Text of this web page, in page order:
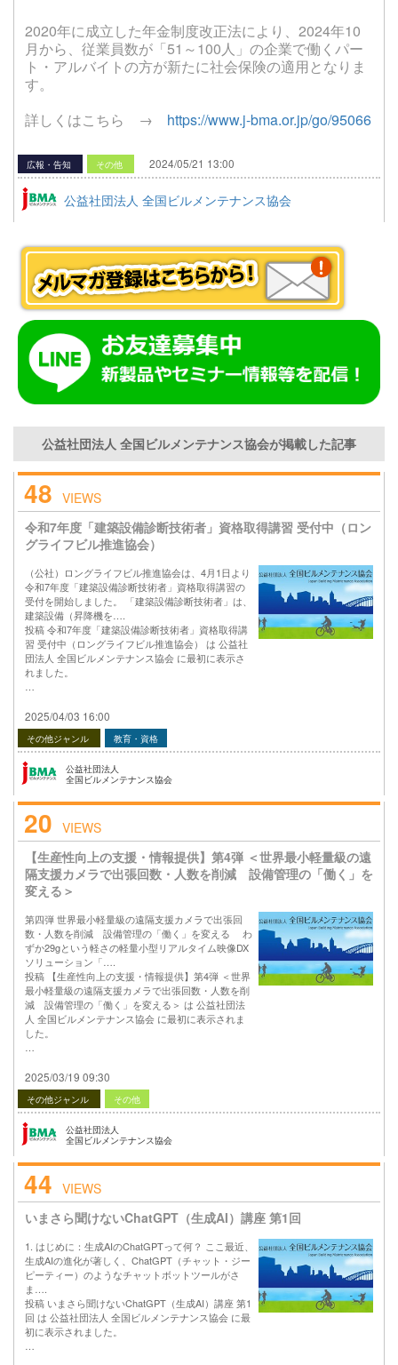
2020年に成立した年金制度改正法により、2024年10
月から、従業員数が「51～100人」の企業で働くパー
ト・アルバイトの方が新たに社会保険の適用となりま
す。
詳しくはこちら → https://www.j-bma.or.jp/go/95066
広報・告知 その他 2024/05/21 13:00
公益社団法人 全国ビルメンテナンス協会
公益社団法人 全国ビルメンテナンス協会が掲載した記事
48 VIEWS
令和7年度「建築設備診断技術者」資格取得講習 受付中（ロン
グライフビル推進協会）
（公社）ロングライフビル推進協会は、4月1日より
令和7年度「建築設備診断技術者」資格取得講習の
受付を開始しました。 「建築設備診断技術者」は、
建築設備（昇降機を….
投稿 令和7年度「建築設備診断技術者」資格取得講
習 受付中（ロングライフビル推進協会） は 公益社
団法人 全国ビルメンテナンス協会 に最初に表示さ
れました。
2025/04/03 16:00
その他ジャンル 教育・資格
公益社団法人
全国ビルメンテナンス協会
20 VIEWS
【生産性向上の支援・情報提供】第4弾 ＜世界最小軽量級の遠
隔支援カメラで出張回数・人数を削減 設備管理の「働く」を
変える＞
第四弾 世界最小軽量級の遠隔支援カメラで出張回
数・人数を削減 設備管理の「働く」を変える わ
ずか29gという軽さの軽量小型リアルタイム映像DX
ソリューション「….
投稿 【生産性向上の支援・情報提供】第4弾 ＜世界
最小軽量級の遠隔支援カメラで出張回数・人数を削
減 設備管理の「働く」を変える＞ は 公益社団法
人 全国ビルメンテナンス協会 に最初に表示されま
した。
2025/03/19 09:30
その他ジャンル その他
公益社団法人
全国ビルメンテナンス協会
44 VIEWS
いまさら聞けないChatGPT（生成AI）講座 第1回
1. はじめに：生成AIのChatGPTって何？ ここ最近、
生成AIの進化が著しく、ChatGPT（チャット・ジー
ピーティー）のようなチャットボットツールがさ
ま….
投稿 いまさら聞けないChatGPT（生成AI）講座 第1
回 は 公益社団法人 全国ビルメンテナンス協会 に最
初に表示されました。